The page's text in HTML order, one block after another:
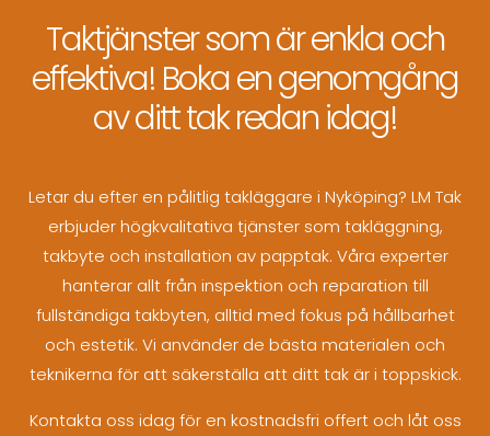
Taktjänster som är enkla och
effektiva! Boka en genomgång
av ditt tak redan idag!
Letar du efter en pålitlig takläggare i Nyköping? LM Tak
erbjuder högkvalitativa tjänster som takläggning,
takbyte och installation av papptak. Våra experter
hanterar allt från inspektion och reparation till
fullständiga takbyten, alltid med fokus på hållbarhet
och estetik. Vi använder de bästa materialen och
teknikerna för att säkerställa att ditt tak är i toppskick.
Kontakta oss idag för en kostnadsfri offert och låt oss